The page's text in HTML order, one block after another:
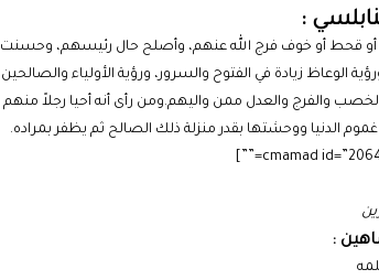
:
أو قحط أو خوف فرج الله عنهم، وأصلح حال رئيسهم، وحسنت
الوعاظ زيادة في الفتوح والسرور، ورؤية الأولياء والصالحين
والفرج والعدل ممن واليهم.ومن رأى أنه أحيا رجلاً منهم
الدنيا ووحشتها بقدر منزلة ذلك الصالح ثم يظفر بمراده.
: